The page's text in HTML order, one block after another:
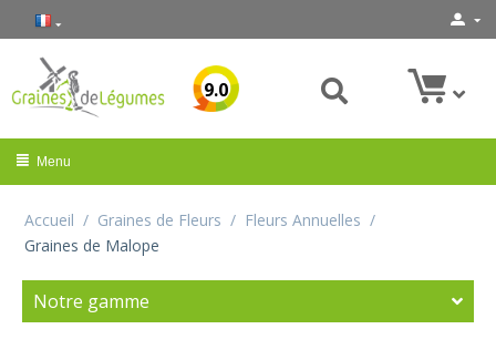
9.0
Menu
Accueil / Graines de Fleurs / Fleurs Annuelles /
Graines de Malope
Notre gamme